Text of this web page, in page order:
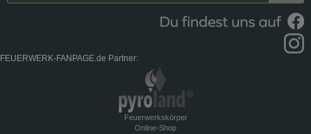
FEUERWERK-FANPAGE.de Partner:
Feuerwerkskörper
Online-Shop